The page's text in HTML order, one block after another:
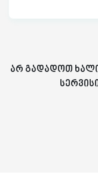
არ გადადოთ